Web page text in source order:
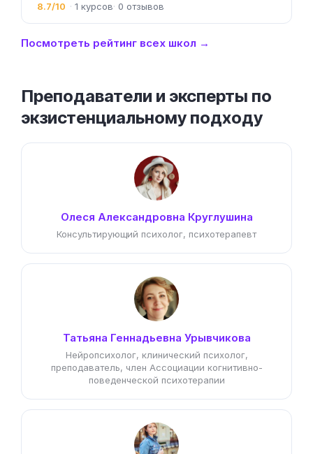
8.7/10 1 0
Посмотреть рейтинг всех школ →
Преподаватели и эксперты по
экзистенциальному подходу
Олеся Александровна Круглушина
Консультирующий психолог, психотерапевт
Татьяна Геннадьевна Урывчикова
Нейропсихолог, клинический психолог,
преподаватель, член Ассоциации когнитивно-
поведенческой психотерапии